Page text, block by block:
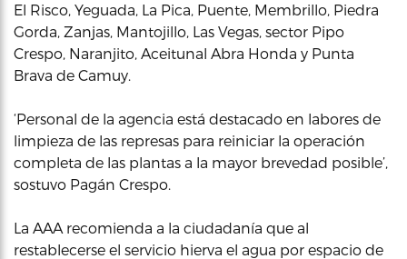
El Risco, Yeguada, La Pica, Puente, Membrillo, Piedra
Gorda, Zanjas, Mantojillo, Las Vegas, sector Pipo
Crespo, Naranjito, Aceitunal Abra Honda y Punta
Brava de Camuy.
‘Personal de la agencia está destacado en labores de
limpieza de las represas para reiniciar la operación
completa de las plantas a la mayor brevedad posible’,
sostuvo Pagán Crespo.
La AAA recomienda a la ciudadanía que al
restablecerse el servicio hierva el agua por espacio de